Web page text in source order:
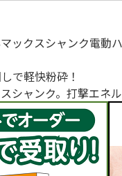
ックスシャンク電動
で軽快粉砕！
シャンク。打撃エネ